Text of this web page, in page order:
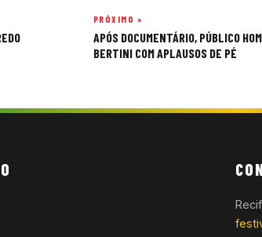
PRÓXIMO »
APÓS DOCUMENTÁRIO, PÚBLICO
BERTINI COM APLAUSOS DE PÉ